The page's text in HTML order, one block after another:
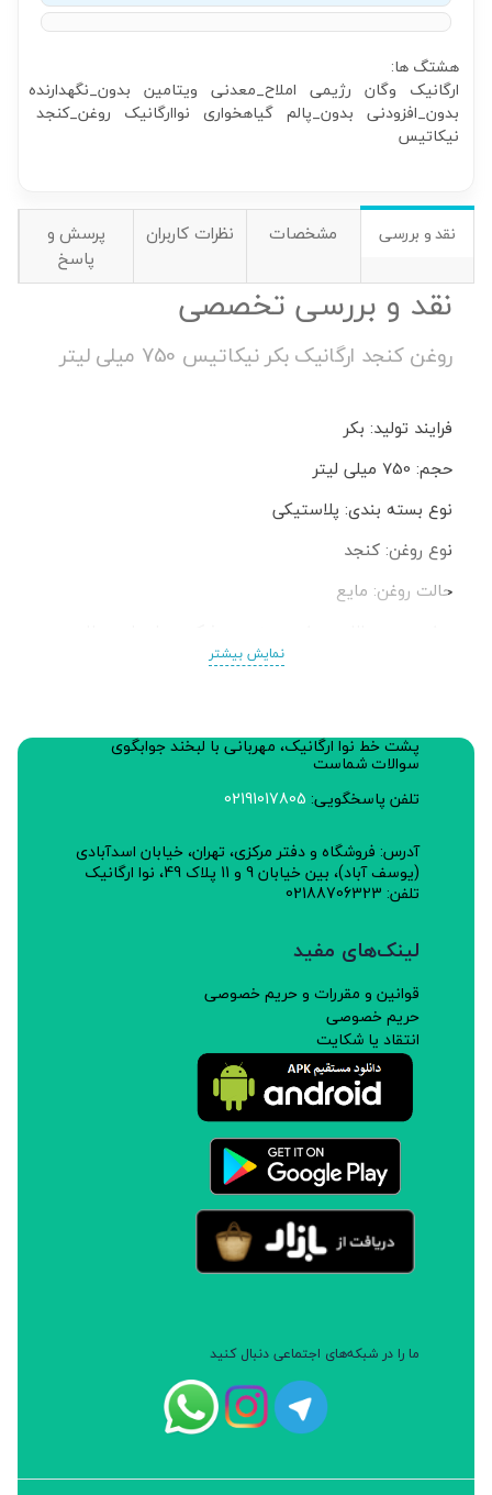
هشتگ ها:
ارگانیک وگان رژیمی املاح_معدنی ویتامین بدون_نگهدارنده
بدون_افزودنی بدون_پالم گیاهخواری نواارگانیک روغن_کنجد
نیکاتیس
نقد و بررسی مشخصات نظرات کاربران
پرسش و
پاسخ
نقد و بررسی تخصصی
روغن کنجد ارگانیک بکر نیکاتیس 750 میلی لیتر
فرایند تولید: بکر
حجم: 750 میلی لیتر
نوع بسته بندی: پلاستیکی
نوع روغن: کنجد
حالت روغن: مایع
کد محصول : 0016
نمایش بیشتر
پشت خط نوا ارگانیک، مهربانی با لبخند جوابگوی
سوالات شماست
تلفن پاسخگویی: 02191017805
آدرس: فروشگاه و دفتر مرکزی، تهران، خیابان اسدآبادی
(یوسف آباد)، بین خیابان 9 و 11 پلاک 49، نوا ارگانیک
تلفن: 02188706323
لینک‌های مفید
قوانین و مقررات و حریم خصوصی
حریم خصوصی
انتقاد یا شکایت
ما را در شبکه‌های اجتماعی دنبال کنید